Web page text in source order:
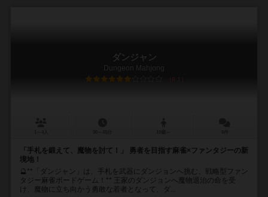
ダンジャン
Dungeon Mahjong
6.1
「手札を鍛えて、魔物を討て！」 勇者を目指す麻雀×ファンタジーの新
境地！
🔮**「ダンジャン」は、手札を武器にダンジョンへ挑む、戦略型ファン
タジー麻雀ボードゲーム！** 王家のダンジョンへ魔物退治の命を受
け、魔物に立ち向かう勇敢な若者となって、ダ...